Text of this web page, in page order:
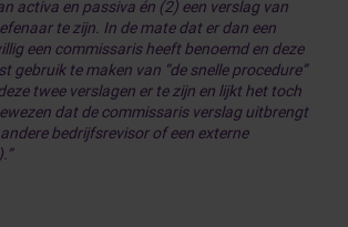
activa en passiva én (2) een verslag van
te zijn. In de mate dat er dan een
een commissaris heeft benoemd en deze
gebruik te maken van “de snelle procedure”
twee verslagen er te zijn en lijkt het toch
dat de commissaris verslag uitbrengt
bedrijfsrevisor of een externe